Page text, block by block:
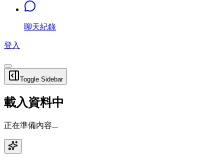
聊天紀錄
登入
Toggle Sidebar
載入資料中
正在準備內容...